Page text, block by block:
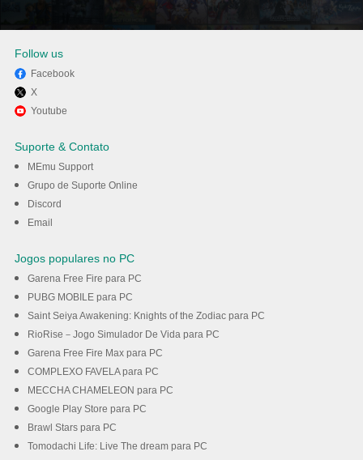
º Experimente o Triller-Vídeos
musicais+Filmes no PC com o
Follow us
Facebook
X
Youtube
Suporte & Contato
MEmu Support
Grupo de Suporte Online
Discord
Email
Jogos populares no PC
Garena Free Fire para PC
PUBG MOBILE para PC
Saint Seiya Awakening: Knights of the Zodiac para PC
RioRise－Jogo Simulador De Vida para PC
Garena Free Fire Max para PC
COMPLEXO FAVELA para PC
MECCHA CHAMELEON para PC
Google Play Store para PC
Brawl Stars para PC
Tomodachi Life: Live The dream para PC